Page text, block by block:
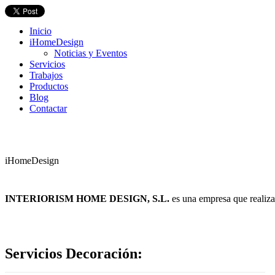
Inicio
iHomeDesign
Noticias y Eventos
Servicios
Trabajos
Productos
Blog
Contactar
iHomeDesign
INTERIORISM HOME DESIGN, S.L. es una empresa que
Servicios Decoración: